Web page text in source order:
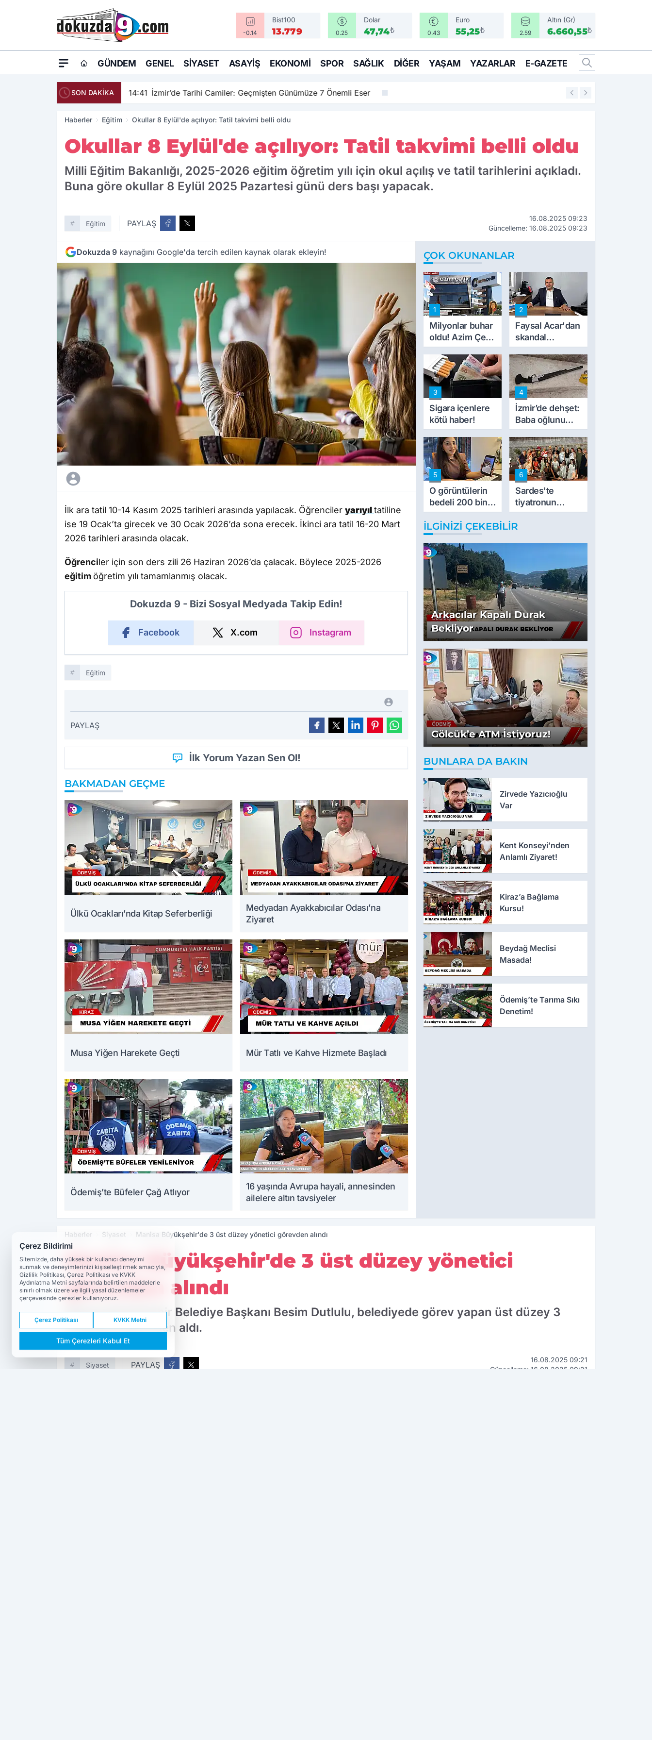
-0.14
Bist100
13.779 0.25
Dolar
47,74₺ 0.43
Euro
55,25₺ 2.59
Altın (Gr)
6.660,55₺
GÜNDEM GENEL SIYASET ASAYIŞ EKONOMI SPOR SAĞLIK DIĞER YAŞAM YAZARLAR E-GAZETE
SON DAKİKA 14:41 İzmir’de Tarihi Camiler: Geçmişten Günümüze 7 Önemli Eser 14:25
Haberler Eğitim Okullar 8 Eylül'de açılıyor: Tatil takvimi belli oldu
Okullar 8 Eylül'de açılıyor: Tatil takvimi belli oldu
Milli Eğitim Bakanlığı, 2025-2026 eğitim öğretim yılı için okul açılış ve tatil tarihlerini açıkladı.
Buna göre okullar 8 Eylül 2025 Pazartesi günü ders başı yapacak.
Eğitim PAYLAŞ
16.08.2025 09:23
Güncelleme: 16.08.2025 09:23
Dokuzda 9 kaynağını Google'da tercih edilen kaynak olarak ekleyin!
İlk ara tatil 10-14 Kasım 2025 tarihleri arasında yapılacak. Öğrenciler yarıyıltatiline
ise 19 Ocak’ta girecek ve 30 Ocak 2026’da sona erecek. İkinci ara tatil 16-20 Mart
2026 tarihleri arasında olacak.
Öğrenciler için son ders zili 26 Haziran 2026’da çalacak. Böylece 2025-2026
eğitim öğretim yılı tamamlanmış olacak.
Dokuzda 9 - Bizi Sosyal Medyada Takip Edin!
Facebook X.com Instagram
Eğitim
PAYLAŞ
İlk Yorum Yazan Sen Ol!
BAKMADAN GEÇME
Ülkü Ocakları’nda Kitap Seferberliği
Medyadan Ayakkabıcılar Odası’na
Ziyaret
Musa Yiğen Harekete Geçti Mür Tatlı ve Kahve Hizmete Başladı
Ödemiş’te Büfeler Çağ Atlıyor
16 yaşında Avrupa hayali, annesinden
ailelere altın tavsiyeler
ÇOK OKUNANLAR
1
Milyonlar buhar
oldu! Azim Çelik
inşaat mağduru
ilk kez konuştu
2
Faysal Acar'dan
skandal
açıklamalar:
'Haluk Levent
peynircilerimizi
de kıskaca aldı,
müdahale ettik'
3
Sigara içenlere
kötü haber!
4
İzmir’de dehşet:
Baba oğlunu
vurdu
5
O görüntülerin
bedeli 200 bin
TL
6
Sardes'te
tiyatronun
imece ruhu
binlerce yıllık
İLGINIZI ÇEKEBILIR
Arkacılar Kapalı Durak
Bekliyor
Gölcük’e ATM İstiyoruz!
BUNLARA DA BAKIN
Zirvede Yazıcıoğlu
Var
Kent Konseyi’nden
Anlamlı Ziyaret!
Kiraz’a Bağlama
Kursu!
Beydağ Meclisi
Masada!
Ödemiş’te Tarıma Sıkı
Denetim!
Haberler Siyaset Manisa Büyükşehir'de 3 üst düzey yönetici görevden alındı
Manisa Büyükşehir'de 3 üst düzey yönetici
görevden alındı
Manisa Büyükşehir Belediye Başkanı Besim Dutlulu, belediyede görev yapan üst düzey 3
yöneticiyi görevden aldı.
Siyaset PAYLAŞ
16.08.2025 09:21
Güncelleme: 16.08.2025 09:21
Çerez Bildirimi
Sitemizde, daha yüksek bir kullanıcı deneyimi
sunmak ve deneyimlerinizi kişiselleştirmek amacıyla,
Gizlilik Politikası, Çerez Politikası ve KVKK
Aydınlatma Metni sayfalarında belirtilen maddelerle
sınırlı olmak üzere ve ilgili yasal düzenlemeler
çerçevesinde çerezler kullanıyoruz.
Çerez Politikası KVKK Metni
Tüm Çerezleri Kabul Et